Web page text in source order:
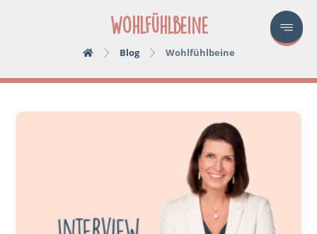
Wohlfühlbeine
Blog Wohlfühlbeine